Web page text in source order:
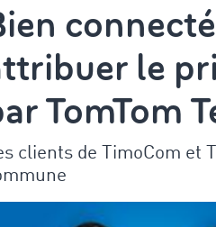
le
TomTom
clients de TimoCom et